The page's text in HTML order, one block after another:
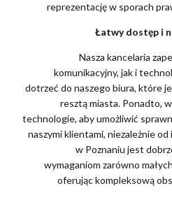
reprezentację w sporach
Łatwy dostęp i
Nasza kancelaria
komunikacyjny, jak i
dotrzeć do naszego biura, które
resztą miasta. Ponadto,
technologie, aby umożliwić
naszymi klientami, niezależnie od
w Poznaniu jest
wymaganiom zarówno
oferując kompleksową